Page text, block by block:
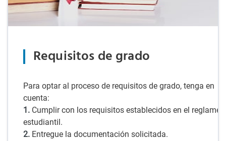
Requisitos de grado
Para optar al proceso de requisitos de grado, tenga en
cuenta:
1. Cumplir con los requisitos establecidos en el
estudiantil.
2. Entregue la documentación solicitada.